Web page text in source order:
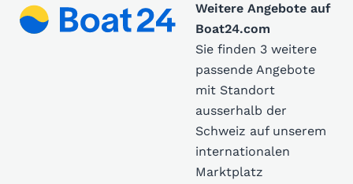
Weitere Angebote auf
Boat24.com
Sie finden 3 weitere
passende Angebote
mit Standort
ausserhalb der
Schweiz auf unserem
internationalen
Marktplatz